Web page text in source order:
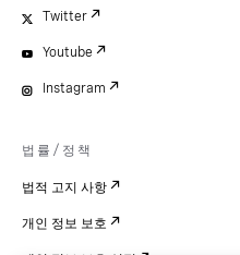
Twitter
Youtube
Instagram
법률/정책
법적 고지 사항
개인 정보 보호